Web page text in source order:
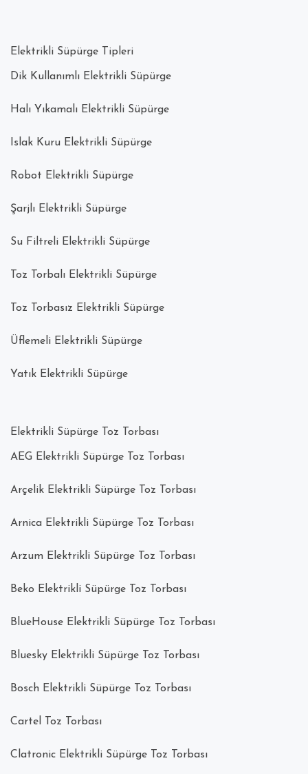
Elektrikli Süpürge Tipleri
Dik Kullanımlı Elektrikli Süpürge
Halı Yıkamalı Elektrikli Süpürge
Islak Kuru Elektrikli Süpürge
Robot Elektrikli Süpürge
Şarjlı Elektrikli Süpürge
Su Filtreli Elektrikli Süpürge
Toz Torbalı Elektrikli Süpürge
Toz Torbasız Elektrikli Süpürge
Üflemeli Elektrikli Süpürge
Yatık Elektrikli Süpürge
Elektrikli Süpürge Toz Torbası
AEG Elektrikli Süpürge Toz Torbası
Arçelik Elektrikli Süpürge Toz Torbası
Arnica Elektrikli Süpürge Toz Torbası
Arzum Elektrikli Süpürge Toz Torbası
Beko Elektrikli Süpürge Toz Torbası
BlueHouse Elektrikli Süpürge Toz Torbası
Bluesky Elektrikli Süpürge Toz Torbası
Bosch Elektrikli Süpürge Toz Torbası
Cartel Toz Torbası
Clatronic Elektrikli Süpürge Toz Torbası